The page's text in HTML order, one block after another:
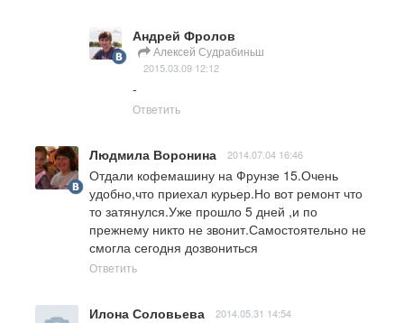
Андрей Фролов
Алексей Судрабиньш
2015.03.09 12:12
-
Ответить
Людмила Воронина 2014.07.04 16:46
Отдали кофемашину на Фрунзе 15.Очень
удобно,что приехал курьер.Но вот ремонт что
то затянулся.Уже прошло 5 дней ,и по
прежнему никто не звонит.Самостоятельно не
смогла сегодня дозвониться
Ответить
Илона Соловьева 2014.05.31 14:54